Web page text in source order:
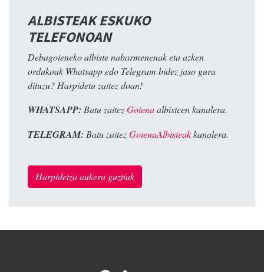
ALBISTEAK ESKUKO
TELEFONOAN
Debagoieneko albiste nabarmenenak eta azken
ordukoak Whatsapp edo Telegram bidez jaso gura
dituzu? Harpidetu zaitez doan!
WHATSAPP: Batu zaitezGoienaalbisteen kanalera.
TELEGRAM: Batu zaitezGoienaAlbisteakkanalera.
Harpidetza aukera guztiak